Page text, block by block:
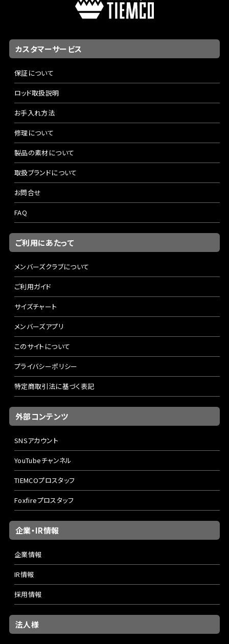
カスタマーサービス
保証について
ロッド取扱説明
お手入れ方法
修理について
製品の素材について
取扱ブランドについて
お問合せ
FAQ
ご利用にあたって
メンバーズクラブについて
ご利用ガイド
サイズチャート
メンバーズアプリ
このサイトについて
プライバシーポリシー
特定商取引法に基づく表記
外部コンテンツ
SNSアカウント
YouTubeチャンネル
TIEMCOプロスタッフ
Foxfireプロスタッフ
企業・IR情報
企業情報
IR情報
採用情報
法人様